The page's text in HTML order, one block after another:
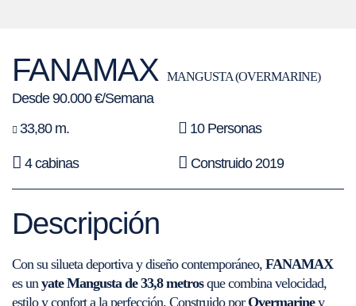
FANAMAX MANGUSTA (OVERMARINE)
Desde 90.000 €/Semana
33,80 m.
10 Personas
4 cabinas Construido 2019
Descripción
Con su silueta deportiva y diseño contemporáneo, FANAMAX
es unyate Mangusta de 33,8 metrosque combina velocidad,
estilo y confort a la perfección. Construido por Overmariney